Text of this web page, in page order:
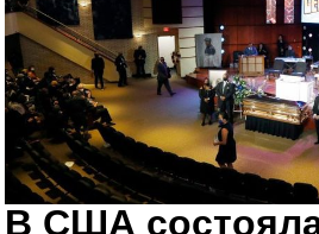
В США